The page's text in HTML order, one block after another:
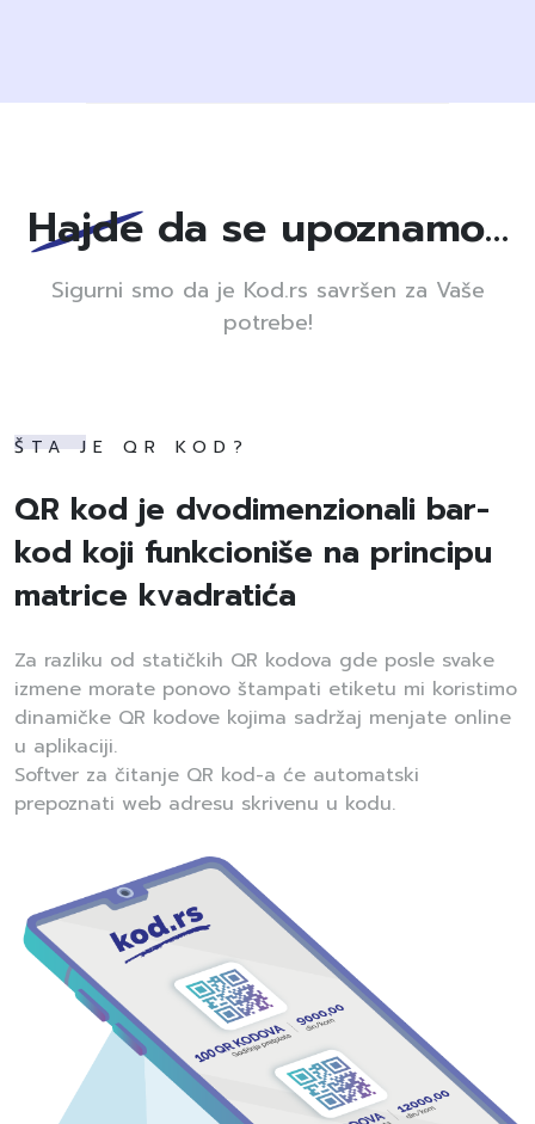
Hajde da se upoznamo…
Sigurni smo da je Kod.rs savršen za Vaše
potrebe!
ŠTA JE QR KOD?
QR kod je dvodimenzionali bar-
kod koji funkcioniše na principu
matrice kvadratića
Za razliku od statičkih QR kodova gde posle svake
izmene morate ponovo štampati etiketu mi koristimo
dinamičke QR kodove kojima sadržaj menjate online
u aplikaciji.
Softver za čitanje QR kod-a će automatski
prepoznati web adresu skrivenu u kodu.